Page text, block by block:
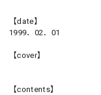
【date】
1999．02．01
【cover】
【contents】